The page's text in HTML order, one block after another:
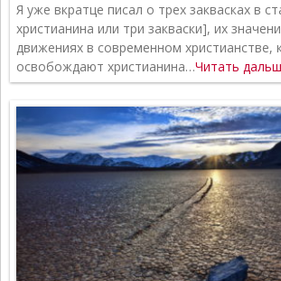
Я уже вкратце писал о трех заквасках в
христианина или три закваски], их
движениях в современном христианстве,
освобождают христианина…Читать